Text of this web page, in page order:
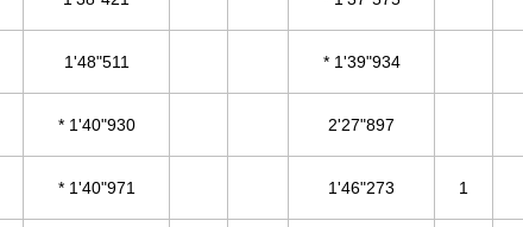
1'48"511 * 1'39"934
* 1'40"930 2'27"897
* 1'40"971 1'46"273 1